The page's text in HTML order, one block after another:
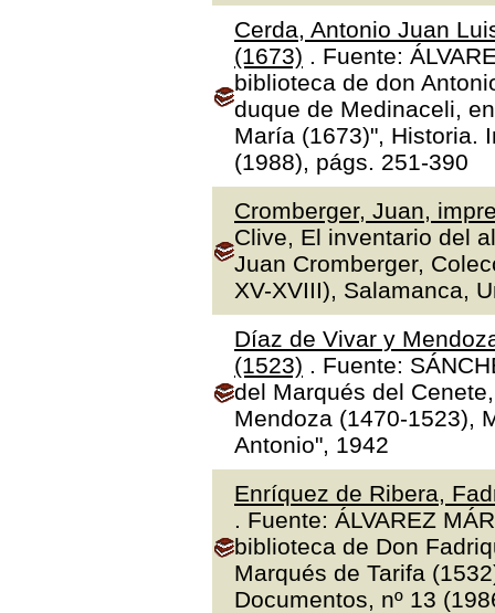
Cerda, Antonio Juan
(1673) . Fuente:
biblioteca de don
duque de Medinaceli,
María (1673)", Historia.
(1988), págs. 251-390
Cromberger, Juan,
Clive, El inventario del
Juan Cromberger,
XV-XVIII), Salamanca,
Díaz de Vivar y
(1523) . Fuente:
del Marqués del
Mendoza (1470-1523),
Antonio", 1942
Enríquez de Ribera,
. Fuente: ÁLVAREZ
biblioteca de Don
Marqués de Tarifa
Documentos, nº 13